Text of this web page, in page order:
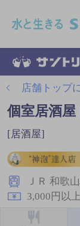
店舗トップ
個室居酒屋
[居酒屋]
ＪＲ 和歌
3,000円以